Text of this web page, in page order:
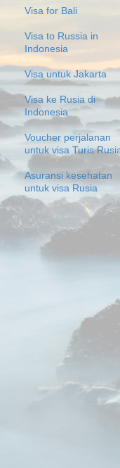
Visa for Bali
Visa to Russia in
Indonesia
Visa untuk Jakarta
Visa ke Rusia di
Indonesia
Voucher perjalanan
untuk visa Turis
Asuransi kesehatan
untuk visa Rusia